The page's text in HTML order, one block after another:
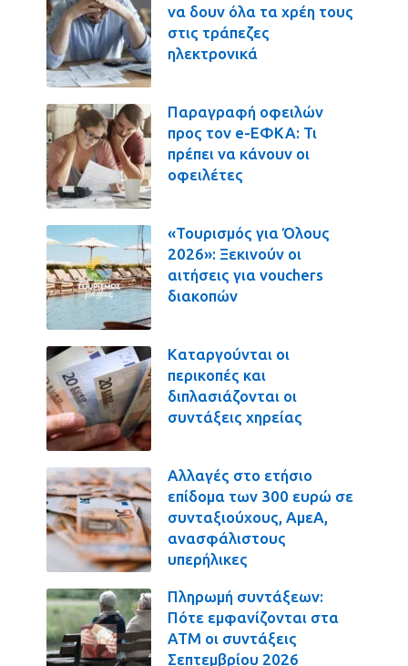
να δουν όλα τα χρέη τους
στις τράπεζες
ηλεκτρονικά
Παραγραφή οφειλών
προς τον e-ΕΦΚΑ: Τι
πρέπει να κάνουν οι
οφειλέτες
«Τουρισμός για Όλους
2026»: Ξεκινούν οι
αιτήσεις για vouchers
διακοπών
Καταργούνται οι
περικοπές και
διπλασιάζονται οι
συντάξεις χηρείας
Αλλαγές στο ετήσιο
επίδομα των 300 ευρώ σε
συνταξιούχους, ΑμεΑ,
ανασφάλιστους
υπερήλικες
Πληρωμή συντάξεων:
Πότε εμφανίζονται στα
ΑΤΜ οι συντάξεις
Σεπτεμβρίου 2026